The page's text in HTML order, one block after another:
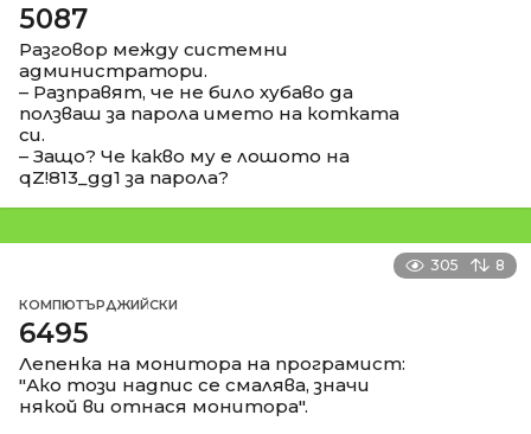
5087
Разговор между системни
администратори.
– Разправят, че не било хубаво да
ползваш за парола името на котката
си.
– Защо? Че какво му е лошото на
qZ!813_gg1 за парола?
305 8
КОМПЮТЪРДЖИЙСКИ
6495
Лепенка на монитора на програмист:
"Ако този надпис се смалява, значи
някой ви отнася монитора".